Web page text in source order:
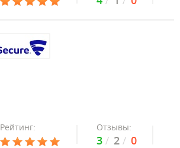
Рейтинг: Отзывы:
3 2 0